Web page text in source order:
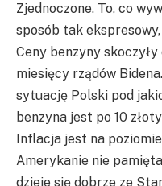
Zjednoczone. To, co
sposób tak
Ceny benzyny
miesięcy rządów
sytuację Polski pod
benzyna jest po 10
Inflacja jest na
Amerykanie nie
dzieje się dobrze ze